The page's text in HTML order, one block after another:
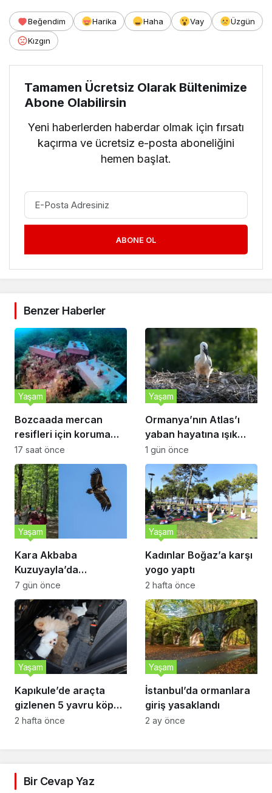
Beğendim Harika Haha Vay
Üzgün
Kızgın
Tamamen Ücretsiz Olarak Bültenimize
Abone Olabilirsin
Yeni haberlerden haberdar olmak için fırsatı
kaçırma ve ücretsiz e-posta aboneliğini
hemen başlat.
ABONE OL
Benzer Haberler
Bozcaada mercan
resifleri için koruma
seferberliği
Yaşam
17 saat önce
Ormanya’nın Atlas’ı
yaban hayatına ışık
tutacak
Yaşam
1 gün önce
Kara Akbaba
Kuzuyayla’da
görüntülendi
Yaşam
7 gün önce
Kadınlar Boğaz’a karşı
yogo yaptı
Yaşam
2 hafta önce
Kapıkule’de araçta
gizlenen 5 yavru köpek
ele geçirildi
Yaşam
2 hafta önce
İstanbul’da ormanlara
giriş yasaklandı
Yaşam
2 ay önce
Bir Cevap Yaz